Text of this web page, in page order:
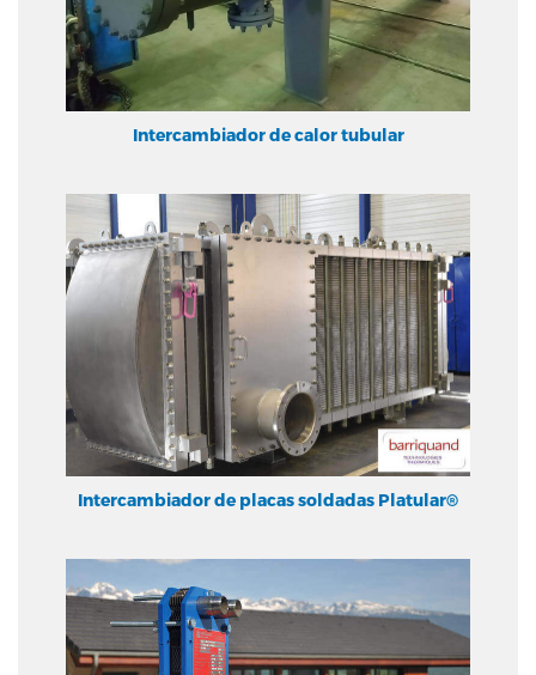
Intercambiador de calor tubular
Intercambiador de placas soldadas Platular®